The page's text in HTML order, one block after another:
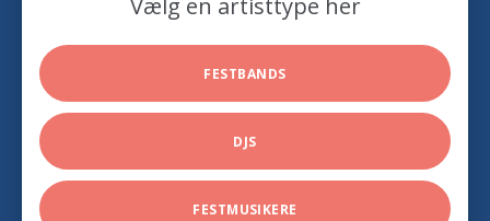
Vælg en artisttype her
FESTBANDS
DJS
FESTMUSIKERE